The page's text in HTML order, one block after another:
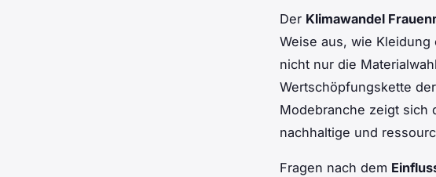
Der Klimawandel
Weise aus, wie
nicht nur die
Wertschöpfungskette
Modebranche zeigt sich
nachhaltige und
Fragen nach dem